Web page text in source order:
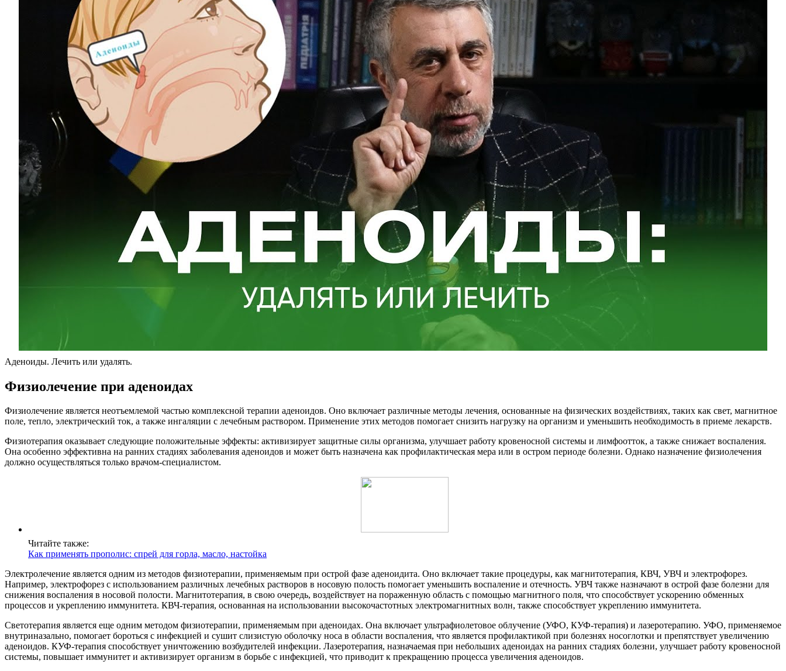
Аденоиды. Лечить или удалять.
Физиолечение при аденоидах
Физиолечение является неотъемлемой частью комплексной терапии аденоидов. Оно включает различные методы лечения, основанные на физических воздействиях, таких как свет, магнитное
поле, тепло, электрический ток, а также ингаляции с лечебным раствором. Применение этих методов помогает снизить нагрузку на организм и уменьшить необходимость в приеме лекарств.
Физиотерапия оказывает следующие положительные эффекты: активизирует защитные силы организма, улучшает работу кровеносной системы и лимфоотток, а также снижает воспаления.
Она особенно эффективна на ранних стадиях заболевания аденоидов и может быть назначена как профилактическая мера или в остром периоде болезни. Однако назначение физиолечения
должно осуществляться только врачом-специалистом.
Читайте также:
Как применять прополис: спрей для горла, масло, настойка
Электролечение является одним из методов физиотерапии, применяемым при острой фазе аденоидита. Оно включает такие процедуры, как магнитотерапия, КВЧ, УВЧ и электрофорез.
Например, электрофорез с использованием различных лечебных растворов в носовую полость помогает уменьшить воспаление и отечность. УВЧ также назначают в острой фазе болезни для
снижения воспаления в носовой полости. Магнитотерапия, в свою очередь, воздействует на пораженную область с помощью магнитного поля, что способствует ускорению обменных
процессов и укреплению иммунитета. КВЧ-терапия, основанная на использовании высокочастотных электромагнитных волн, также способствует укреплению иммунитета.
Светотерапия является еще одним методом физиотерапии, применяемым при аденоидах. Она включает ультрафиолетовое облучение (УФО, КУФ-терапия) и лазеротерапию. УФО, применяемое
внутриназально, помогает бороться с инфекцией и сушит слизистую оболочку носа в области воспаления, что является профилактикой при болезнях носоглотки и препятствует увеличению
аденоидов. КУФ-терапия способствует уничтожению возбудителей инфекции. Лазеротерапия, назначаемая при небольших аденоидах на ранних стадиях болезни, улучшает работу кровеносной
системы, повышает иммунитет и активизирует организм в борьбе с инфекцией, что приводит к прекращению процесса увеличения аденоидов.